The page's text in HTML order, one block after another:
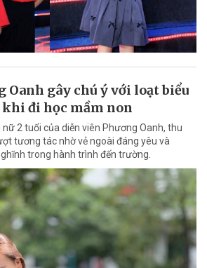
Oanh gây chú ý với loạt biểu
đi học mầm non
nữ 2 tuổi của diễn viên Phương Oanh, thu
tương tác nhờ vẻ ngoài đáng yêu và
trong hành trình đến trường.